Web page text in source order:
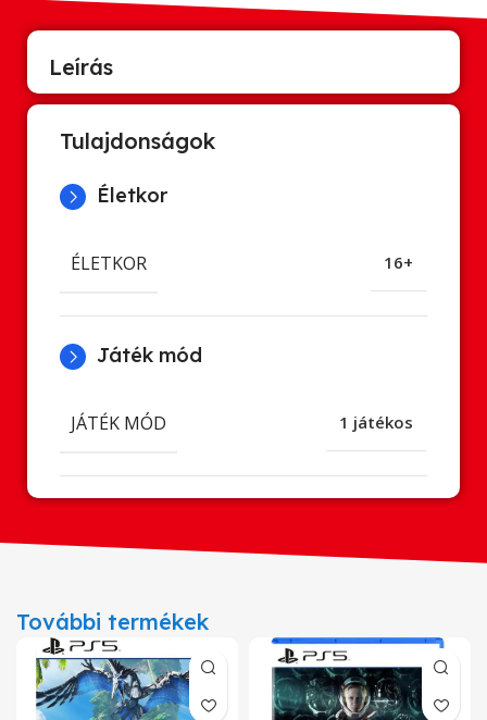
Leírás
Tulajdonságok
Életkor
ÉLETKOR 16+
Játék mód
JÁTÉK MÓD 1 játékos
További termékek